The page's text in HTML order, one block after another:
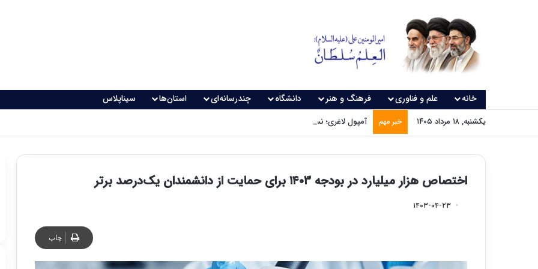
خانه علم و فناوری فرهنگ و هنر دانشگاه چندرسانه‌ای استان‌ها سیناپلاس
یکشنبه, ۱۸ مرداد ۱۴۰۵ خبر مهم آمپول لاغری؛ نسخه‌ای که بدون تغذیه خطرناک می‌شود
اختصاص هزار میلیارد در بودجه ۱۴۰۳ برای حمایت از دانشمندان یک‌درصد برتر
۱۴۰۳-۰۴-۲۳
چاپ